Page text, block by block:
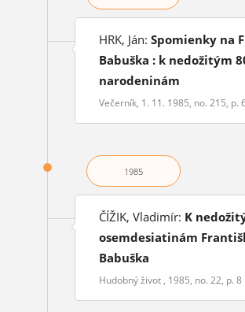
HRK, Ján: Spomienky na
Babuška : k nedožitým
narodeninám
Večerník, 1. 11. 1985, no. 215, p.
1985
ČÍŽIK, Vladimír: K
osemdesiatinám
Babuška
Hudobný život , 1985, no. 22, p. 8